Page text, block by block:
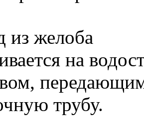
из желоба
на
трубу.